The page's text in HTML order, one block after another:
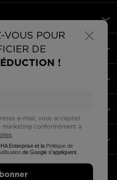
×
POUR
DE
!
e-mail, vous acceptez
conformément à
.
Enterprise et la Politique de
de Google s'appliquent.